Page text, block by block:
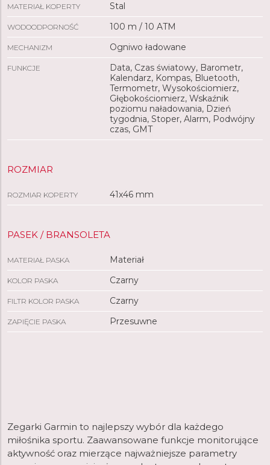
STAN WYTRENOWANIA
RODZAJ WYŚWIETLACZA
PASKI Z MECHANIZMEM SZYBKIEGO ODŁĄCZANIA
ROZMIAR KOPERTY (SZER. × DŁ. × WYS.)
ROZDZIELCZOŚĆ WYŚWIETLACZA, SZER. X WYS.
MATERIAŁ KOPERTY Stal
WODOODPORNOŚĆ 100 m / 10 ATM
MECHANIZM Ogniwo ładowane
FUNKCJE
Data, Czas światowy, Barometr,
Kalendarz, Kompas, Bluetooth,
Termometr, Wysokościomierz,
Głębokościomierz, Wskaźnik
poziomu naładowania, Dzień
tygodnia, Stoper, Alarm, Podwójny
czas, GMT
ROZMIAR
ROZMIAR KOPERTY 41x46 mm
PASEK / BRANSOLETA
MATERIAŁ PASKA Materiał
KOLOR PASKA Czarny
FILTR KOLOR PASKA Czarny
ZAPIĘCIE PASKA Przesuwne
Zegarki Garmin to najlepszy wybór dla każdego
miłośnika sportu. Zaawansowane funkcje monitorujące
aktywność oraz mierzące najważniejsze parametry